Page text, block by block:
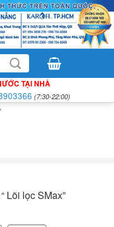
TẠI NHÀ
(7:30-22:00)
Lõi lọc SMax”